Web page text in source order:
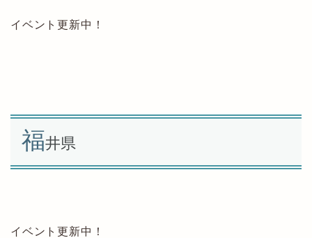
イベント更新中！
福井県
イベント更新中！